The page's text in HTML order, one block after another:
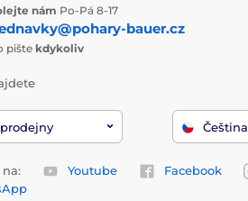
nám Po-Pá 8-17
bauer.cz
pište kdykoliv
Čeština
Youtube Facebook